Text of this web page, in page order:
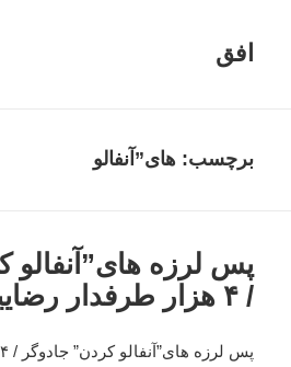
افق
برچسب: های”آنفالو
پس لرزه های”آنفالو
/ ۴ هزار طرفدار رضاییان پرید!